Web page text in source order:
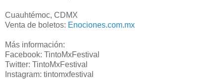
Cuauhtémoc, CDMX
Venta de boletos: Enociones.com.mx
Más información:
Facebook: TintoMxFestival
Twitter: TintoMxFestival
Instagram: tintomxfestival